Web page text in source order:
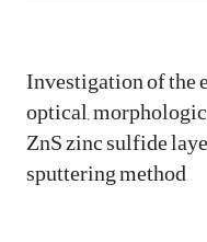
Investigation of the
optical,
ZnS zinc sulfide
sputtering method